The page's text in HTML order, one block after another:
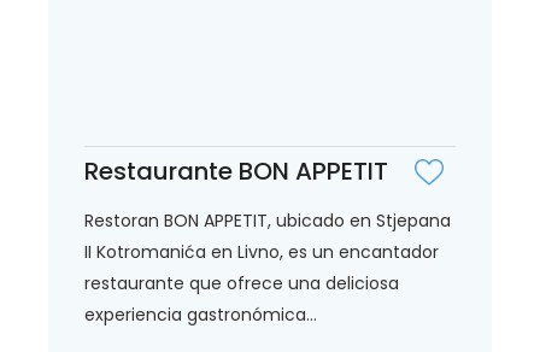
Restaurante BON APPETIT
Restoran BON APPETIT, ubicado en Stjepana
II Kotromanića en Livno, es un encantador
restaurante que ofrece una deliciosa
experiencia gastronómica...